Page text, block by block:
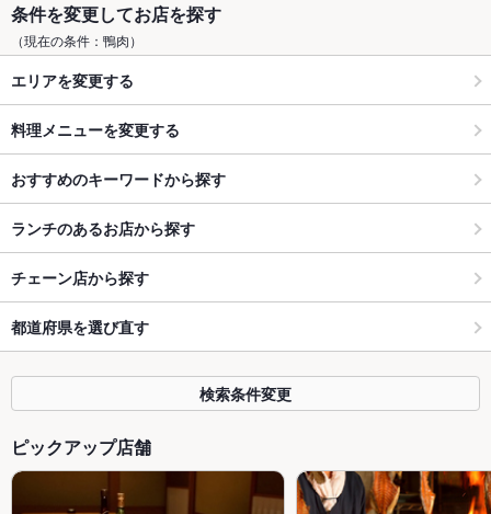
条件を変更してお店を探す
（現在の条件：鴨肉）
エリアを変更する
料理メニューを変更する
おすすめのキーワードから探す
ランチのあるお店から探す
チェーン店から探す
都道府県を選び直す
検索条件変更
ピックアップ店舗